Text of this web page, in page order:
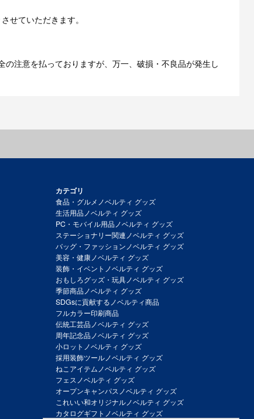
せていただきます。
注意を払っておりますが、万一、破損・不良品が発生し
カテゴリ
食品・グルメノベルティ グッズ
生活用品ノベルティ グッズ
PC・モバイル用品ノベルティ グッズ
ステーショナリー関連ノベルティ グッズ
バッグ・ファッションノベルティ グッズ
美容・健康ノベルティ グッズ
装飾・イベントノベルティ グッズ
おもしろグッズ・玩具ノベルティ グッズ
季節商品ノベルティ グッズ
SDGsに貢献するノベルティ商品
フルカラー印刷商品
伝統工芸品ノベルティ グッズ
周年記念品ノベルティ グッズ
小ロットノベルティ グッズ
採用装飾ツールノベルティ グッズ
ねこアイテムノベルティ グッズ
フェスノベルティ グッズ
オープンキャンパスノベルティ グッズ
これいい和オリジナルノベルティ グッズ
カタログギフトノベルティ グッズ